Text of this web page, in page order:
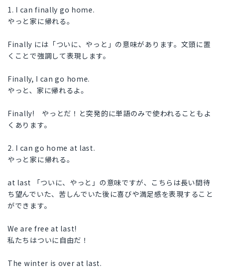
1. I can finally go home.
やっと家に帰れる。
Finally には「ついに、やっと」の意味があります。文頭に置
くことで強調して表現します。
Finally, I can go home.
やっと、家に帰れるよ。
Finally! やっとだ！と突発的に単語のみで使われることもよ
くあります。
2. I can go home at last.
やっと家に帰れる。
at last 「ついに、やっと」の意味ですが、こちらは長い間待
ち望んでいた、苦しんでいた後に喜びや満足感を表現すること
ができます。
We are free at last!
私たちはついに自由だ！
The winter is over at last.